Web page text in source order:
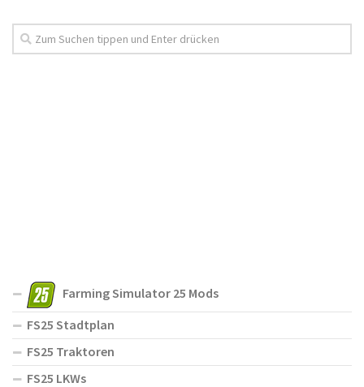
Farming Simulator 25 Mods
FS25 Stadtplan
FS25 Traktoren
FS25 LKWs